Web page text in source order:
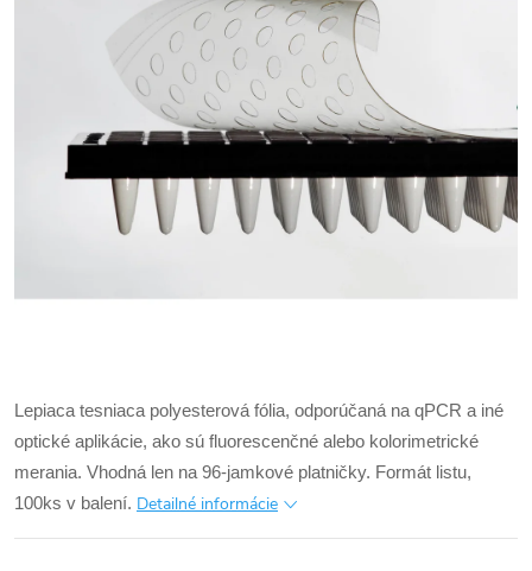
Lepiaca tesniaca polyesterová fólia, odporúčaná na qPCR a iné
optické aplikácie, ako sú fluorescenčné alebo kolorimetrické
merania. Vhodná len na 96-jamkové platničky. Formát listu,
100ks v balení. Detailné informácie